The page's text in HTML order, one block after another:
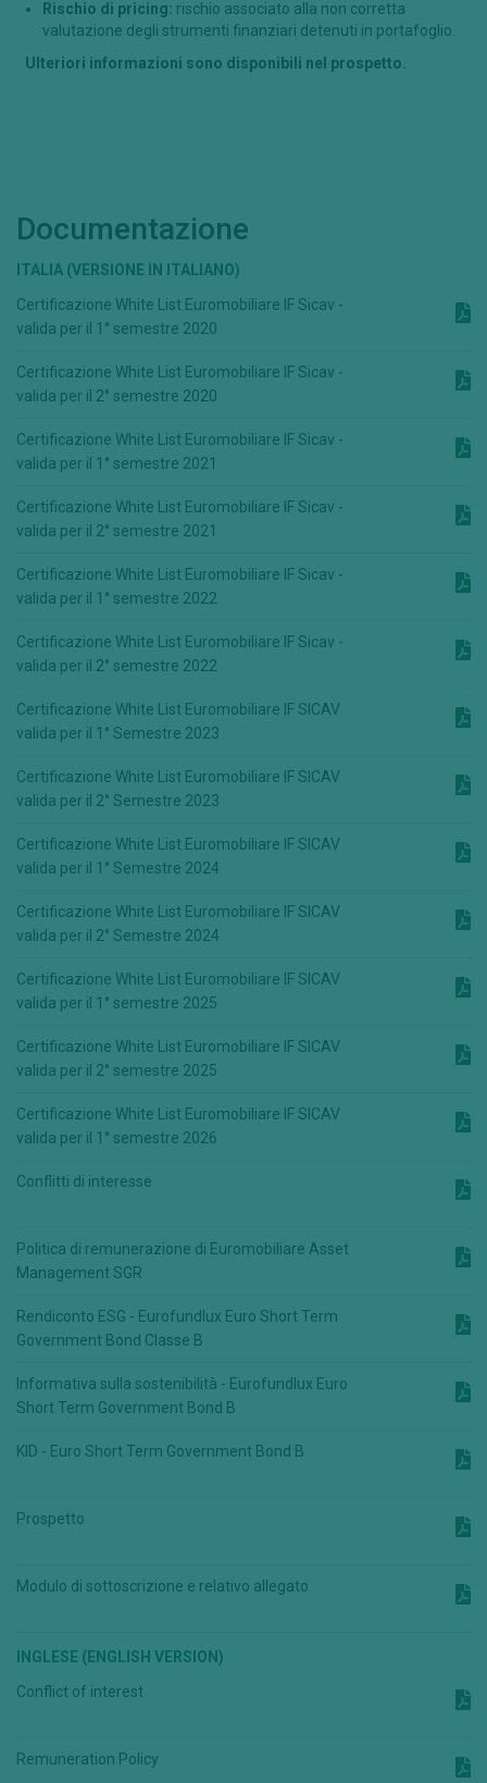
Rischio di pricing: rischio associato alla non corretta
valutazione degli strumenti finanziari detenuti in portafoglio.
Ulteriori informazioni sono disponibili nel prospetto.
Documentazione
ITALIA (VERSIONE IN ITALIANO)
Certificazione White List Euromobiliare IF Sicav -
valida per il 1° semestre 2020
Certificazione White List Euromobiliare IF Sicav -
valida per il 2° semestre 2020
Certificazione White List Euromobiliare IF Sicav -
valida per il 1° semestre 2021
Certificazione White List Euromobiliare IF Sicav -
valida per il 2° semestre 2021
Certificazione White List Euromobiliare IF Sicav -
valida per il 1° semestre 2022
Certificazione White List Euromobiliare IF Sicav -
valida per il 2° semestre 2022
Certificazione White List Euromobiliare IF SICAV
valida per il 1° Semestre 2023
Certificazione White List Euromobiliare IF SICAV
valida per il 2° Semestre 2023
Certificazione White List Euromobiliare IF SICAV
valida per il 1° Semestre 2024
Certificazione White List Euromobiliare IF SICAV
valida per il 2° Semestre 2024
Certificazione White List Euromobiliare IF SICAV
valida per il 1° semestre 2025
Certificazione White List Euromobiliare IF SICAV
valida per il 2° semestre 2025
Certificazione White List Euromobiliare IF SICAV
valida per il 1° semestre 2026
Conflitti di interesse
Politica di remunerazione di Euromobiliare Asset
Management SGR
Rendiconto ESG - Eurofundlux Euro Short Term
Government Bond Classe B
Informativa sulla sostenibilità - Eurofundlux Euro
Short Term Government Bond B
KID - Euro Short Term Government Bond B
Prospetto
Modulo di sottoscrizione e relativo allegato
INGLESE (ENGLISH VERSION)
Conflict of interest
Remuneration Policy